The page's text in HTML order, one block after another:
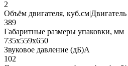
2
Объём двигателя, куб.см|Двигатель
389
Габаритные размеры упаковки, мм
735х559х650
Звуковое давление (дБ)А
102